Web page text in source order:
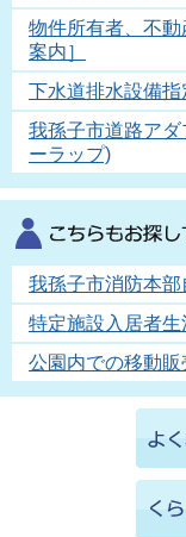
物件所有者、不
案内］
下水道排水設備指
我孫子市道路ア
ーラップ)
我孫子市消防本
特定施設入居者
公園内での移動